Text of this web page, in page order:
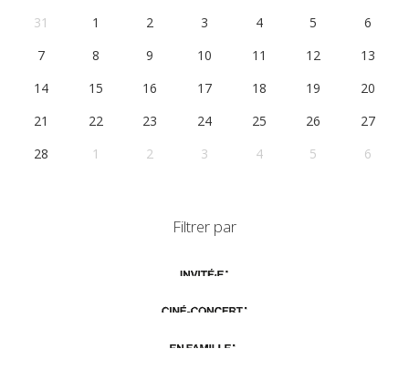
31
1 2 3 4 5
6
7
8 9 10 11 12
13
14
15 16 17 18 19
20
21
22 23 24 25 26
27
28
1 2 3 4 5 6
Filtrer par